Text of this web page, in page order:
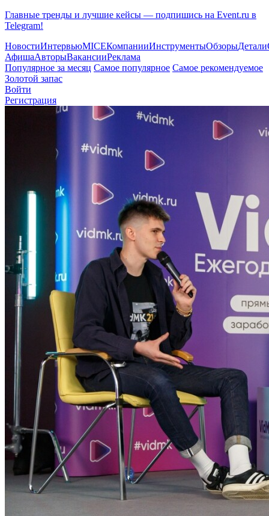
Главные тренды и лучшие кейсы — подпишись на Event.ru в
Telegram!
НовостиИнтервьюMICEКомпанииИнструментыОбзорыДетали
АфишаАвторыВакансииРеклама
Популярное за месяц Самое популярное Самое рекомендуемое
Золотой запас
Войти
Регистрация